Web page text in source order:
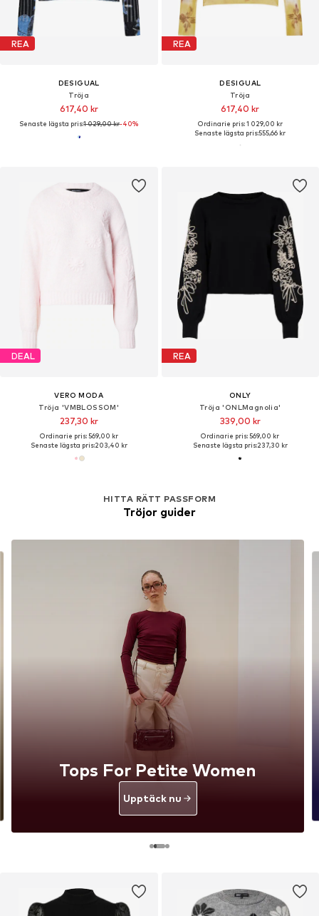
REA
DESIGUAL
Tröja
617,40 kr
Senaste lägsta pris:1 029,00 kr-40%
REA
DESIGUAL
Tröja
617,40 kr
Ordinarie pris: 1 029,00 kr
Senaste lägsta pris:555,66 kr
DEAL
VERO MODA
Tröja 'VMBLOSSOM'
237,30 kr
Ordinarie pris: 569,00 kr
Senaste lägsta pris:203,40 kr
REA
ONLY
Tröja 'ONLMagnolia'
339,00 kr
Ordinarie pris: 569,00 kr
Senaste lägsta pris:237,30 kr
HITTA RÄTT PASSFORM
Tröjor guider
Tops For Petite Women
Upptäck nu